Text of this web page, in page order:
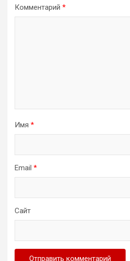
Комментарий *
Имя *
Email *
Сайт